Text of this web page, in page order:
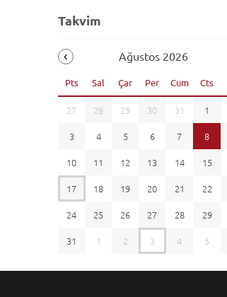
Takvim
Ağustos 2026
Pts Sal Çar Per Cum Cts
27 28 29 30 31 1
3
4 5 6 7 8
10
11 12 13 14 15
17
18 19 20 21 22
24
25 26 27 28 29
31
1 2 3 4 5